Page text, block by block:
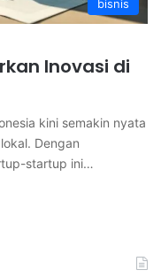
bisnis
Inovasi di
kini semakin nyata
Dengan
startup ini…